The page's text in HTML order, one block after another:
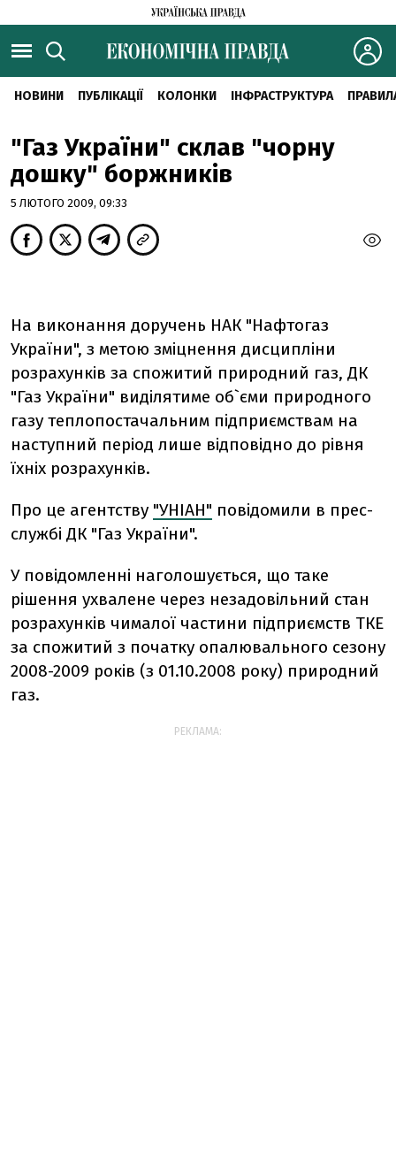
НОВИНИ ПУБЛІКАЦІЇ КОЛОНКИ ІНФРАСТРУКТУРА
"Газ України" склав "чорну
дошку" боржників
5 ЛЮТОГО 2009, 09:33
На виконання доручень НАК "Нафтогаз
України", з метою зміцнення дисципліни
розрахунків за спожитий природний газ, ДК
"Газ України" виділятиме об`єми природного
газу теплопостачальним підприємствам на
наступний період лише відповідно до рівня
їхніх розрахунків.
Про це агентству "УНІАН" повідомили в прес-
службі ДК "Газ України".
У повідомленні наголошується, що таке
рішення ухвалене через незадовільний стан
розрахунків чималої частини підприємств ТКЕ
за спожитий з початку опалювального сезону
2008-2009 років (з 01.10.2008 року) природний
газ.
РЕКЛАМА: